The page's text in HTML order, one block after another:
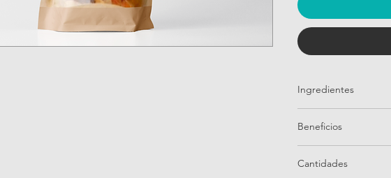
Ingredientes
Beneficios
combinación que no
Cantidades